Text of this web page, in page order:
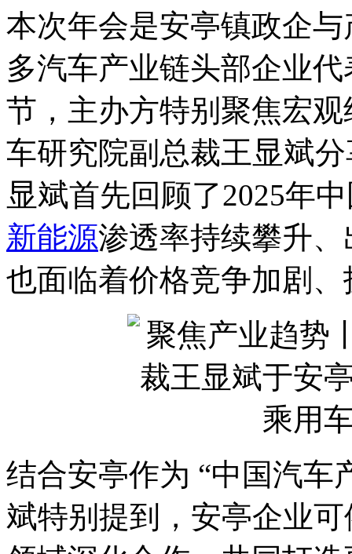
本次年会是安亭镇政企
多汽车产业链头部企业
节，主办方特别聚焦宏
车研究院副总裁王显斌
显斌首先回顾了2025年
新能源渗透率持续攀升
也面临着价格竞争加剧
结合安亭作为 “中国汽车
斌特别提到，安亭企业